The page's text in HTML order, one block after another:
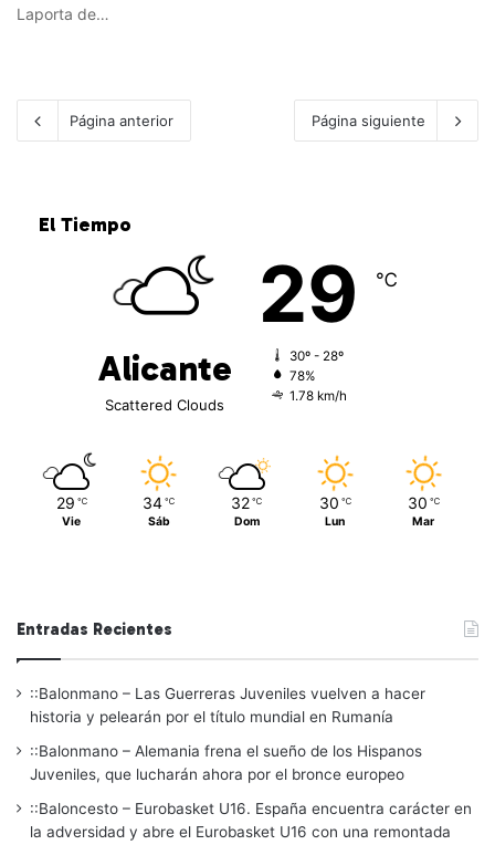
Laporta de…
Página anterior Página siguiente
El Tiempo
Alicante
Scattered Clouds
29 ℃
30º - 28º
78%
1.78 km/h
29 ℃
Vie
34 ℃
Sáb
32 ℃
Dom
30 ℃
Lun
30 ℃
Mar
Entradas Recientes
::Balonmano – Las Guerreras Juveniles vuelven a hacer
historia y pelearán por el título mundial en Rumanía
::Balonmano – Alemania frena el sueño de los Hispanos
Juveniles, que lucharán ahora por el bronce europeo
::Baloncesto – Eurobasket U16. España encuentra carácter en
la adversidad y abre el Eurobasket U16 con una remontada